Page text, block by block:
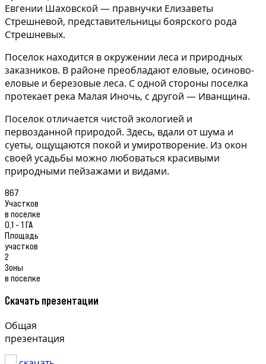
Евгении Шаховской — правнучки Елизаветы
Стрешневой, представительницы боярского рода
Стрешневых.
Поселок находится в окружении леса и природных
заказников. В районе преобладают еловые, осиново-
еловые и березовые леса. С одной стороны поселка
протекает река Малая Иночь, с другой — Иванщина.
Поселок отличается чистой экологией и
первозданной природой. Здесь, вдали от шума и
суеты, ощущаются покой и умиротворение. Из окон
своей усадьбы можно любоваться красивыми
природными пейзажами и видами.
867
Участков
в поселке
0,1 - 1 ГА
Площадь
участков
2
Зоны
в поселке
Скачать презентации
Общая
презентация